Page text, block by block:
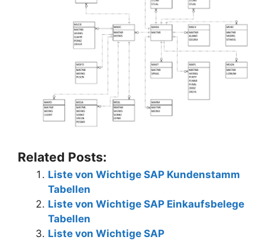
Related Posts:
Liste von Wichtige SAP Kundenstamm
Tabellen
Liste von Wichtige SAP Einkaufsbelege
Tabellen
Liste von Wichtige SAP